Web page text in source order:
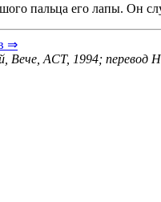
пальца его лапы. Он
⇒
Вече, ACT, 1994;